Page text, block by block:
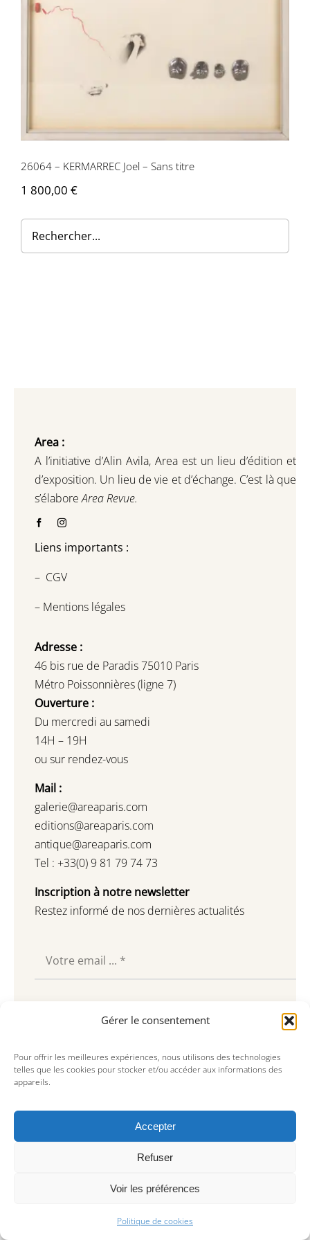
Gérer le consentement
Pour offrir les meilleures expériences, nous utilisons des technologies
telles que les cookies pour stocker et/ou accéder aux informations des
appareils.
Accepter
Refuser
Voir les préférences
Politique de cookies
Contactez-nous
26064 – KERMARREC Joel – Sans titre
1 800,00 €
Area :
A l’initiative d’Alin Avila, Area est un lieu d’édition et
d’exposition. Un lieu de vie et d’échange. C’est là que
s’élaboreArea Revue.
Liens importants :
– CGV
– Mentions légales
Adresse :
46 bis rue de Paradis 75010 Paris
Métro Poissonnières (ligne 7)
Ouverture :
Du mercredi au samedi
14H – 19H
ou sur rendez-vous
Mail :
galerie@areaparis.com
editions@areaparis.com
antique@areaparis.com
Tel : +33(0) 9 81 79 74 73
Inscription à notre newsletter
Restez informé de nos dernières actualités
Souscrire
© Copyright 2023, AREA Paris